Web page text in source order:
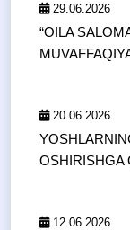
29.06.2026
“OILA
20.06.2026
OSHIRISHGA
12.06.2026